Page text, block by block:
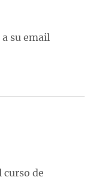
su email
curso de